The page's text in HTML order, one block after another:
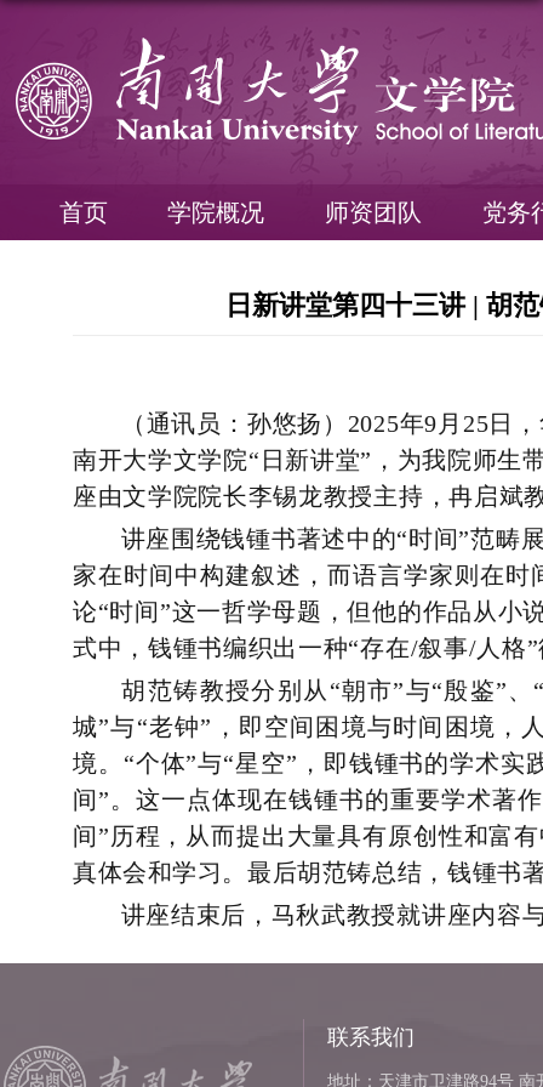
首页 学院概况 师资团队 党务
日新讲堂第四十三讲 | 胡
（通讯员： 孙悠扬 ）2025年9月25日，
南开大学文学院“ 日新讲堂” ，为我院师生
座由文学院院长李锡龙教授主持，冉启斌
讲座围绕钱锺书著述中的“时间”范畴
家在时间中构建叙述，而语言学家则在
论“时间”这一哲学母题，但他的作品从小
式中，钱锺书编织出一种“存在/叙事/人格
胡范铸教授分别从 “朝市”与“殷鉴”
城”与“老钟”，即空间困境与时间困境，
境。“个体”与“星空”，即钱锺书的学术
间”。这一点体现在钱锺书的重要学术著
间”历程，从而提出大量具有原创性和富
真体会和学习。最后胡范铸总结，钱锺书
讲座结束后， 马秋武教授就讲座内容
联系我们
地址：天津市卫津路94号 南